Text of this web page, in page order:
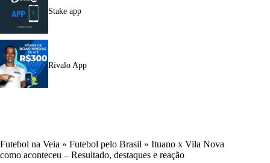
Stake app
Rivalo App
Futebol na Veia » Futebol pelo Brasil » Ituano x Vila Nova
como aconteceu – Resultado, destaques e reação